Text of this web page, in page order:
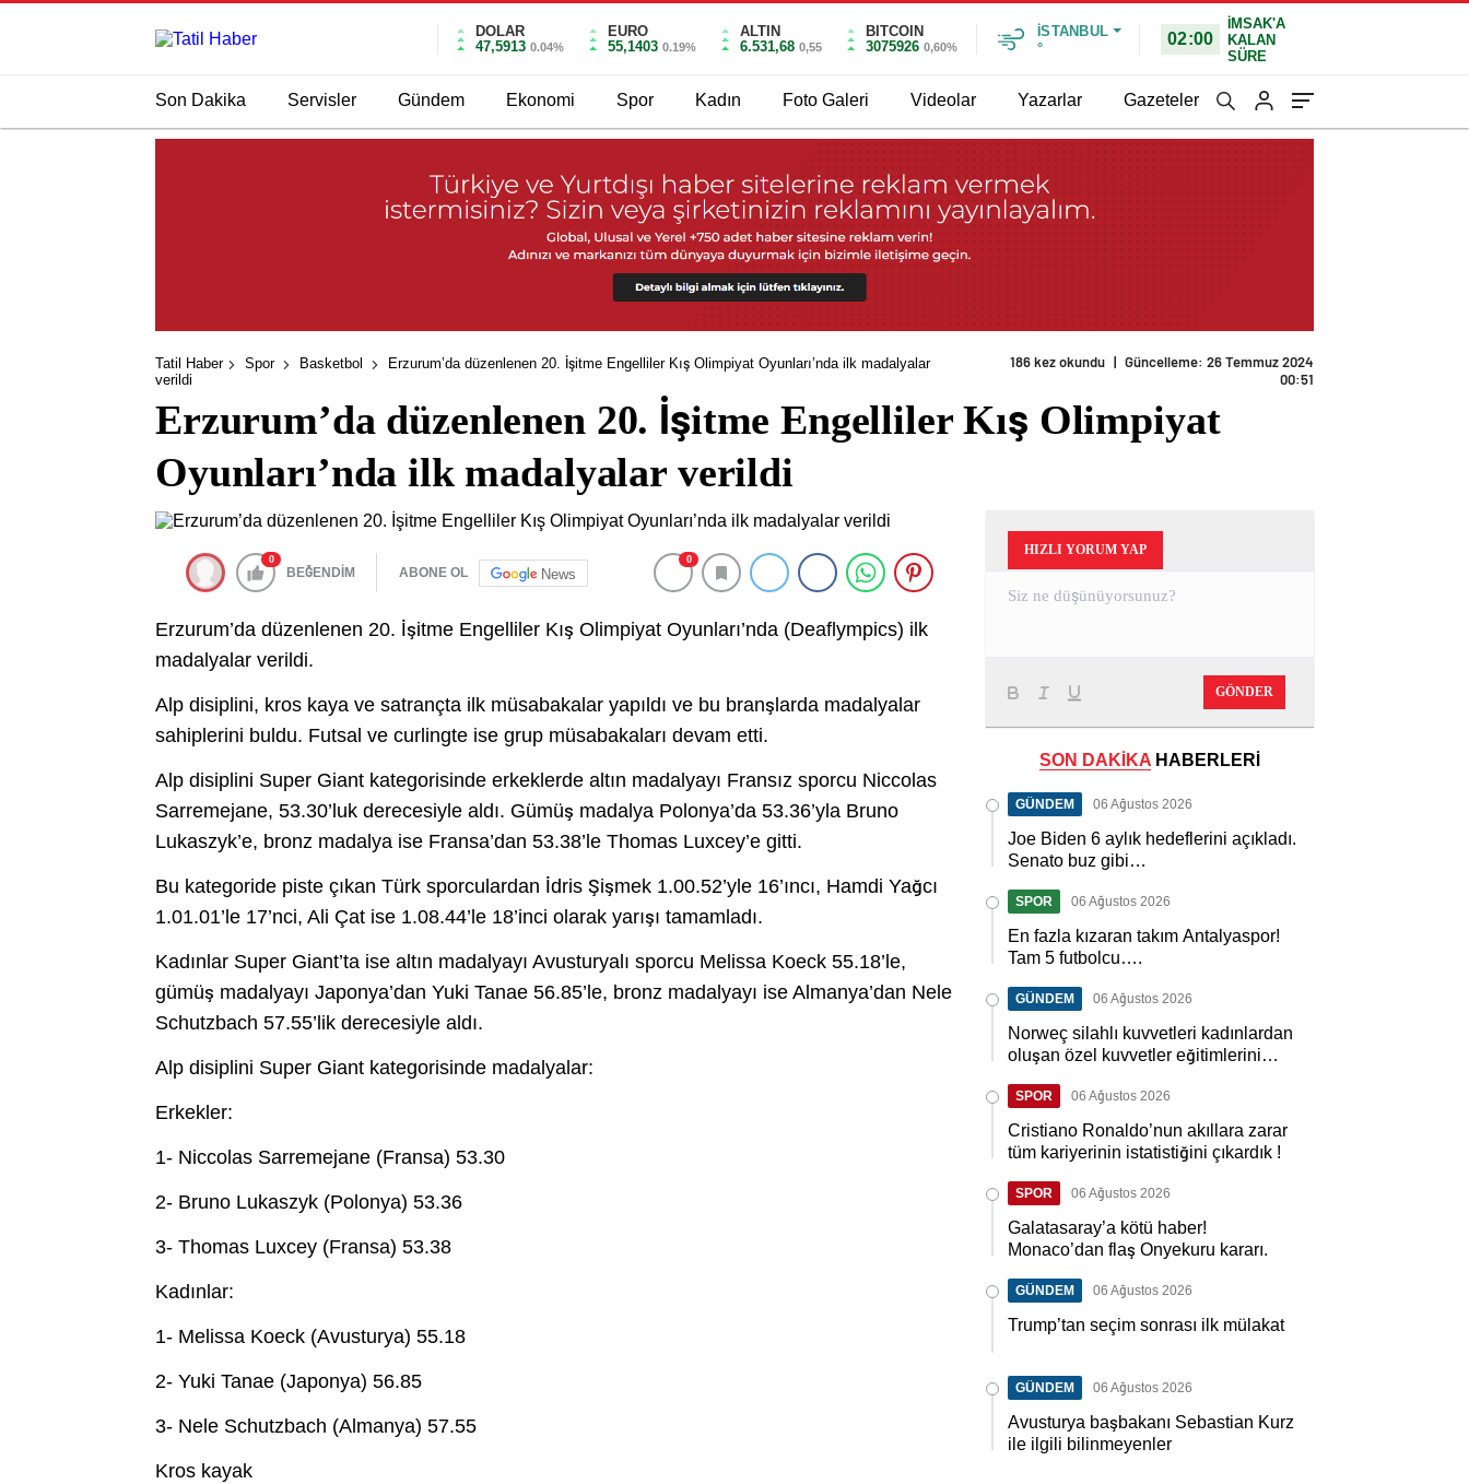
DOLAR
47,5913 0.04%
EURO
55,1403 0.19%
ALTIN
6.531,68 0,55
BITCOIN
3075926 0,60%
İSTANBUL
°
02:00
İMSAK'A
KALAN
SÜRE
Son Dakika Servisler Gündem Ekonomi Spor Kadın Foto Galeri Videolar Yazarlar Gazeteler
Tatil Haber Spor Basketbol
Erzurum’da düzenlenen 20. İşitme Engelliler Kış Olimpiyat Oyunları’nda ilk madalyalar
verildi
186 kez okundu | Güncelleme: 26 Temmuz 2024
00:51
Erzurum’da düzenlenen 20. İşitme Engelliler Kış Olimpiyat
Oyunları’nda ilk madalyalar verildi
0
BEĞENDİM ABONE OL News
0
Erzurum’da düzenlenen 20. İşitme Engelliler Kış Olimpiyat Oyunları’nda (Deaflympics) ilk
madalyalar verildi.
Alp disiplini, kros kaya ve satrançta ilk müsabakalar yapıldı ve bu branşlarda madalyalar
sahiplerini buldu. Futsal ve curlingte ise grup müsabakaları devam etti.
Alp disiplini Super Giant kategorisinde erkeklerde altın madalyayı Fransız sporcu Niccolas
Sarremejane, 53.30’luk derecesiyle aldı. Gümüş madalya Polonya’da 53.36’yla Bruno
Lukaszyk’e, bronz madalya ise Fransa’dan 53.38’le Thomas Luxcey’e gitti.
Bu kategoride piste çıkan Türk sporculardan İdris Şişmek 1.00.52’yle 16’ıncı, Hamdi Yağcı
1.01.01’le 17’nci, Ali Çat ise 1.08.44’le 18’inci olarak yarışı tamamladı.
Kadınlar Super Giant’ta ise altın madalyayı Avusturyalı sporcu Melissa Koeck 55.18’le,
gümüş madalyayı Japonya’dan Yuki Tanae 56.85’le, bronz madalyayı ise Almanya’dan Nele
Schutzbach 57.55’lik derecesiyle aldı.
Alp disiplini Super Giant kategorisinde madalyalar:
Erkekler:
1- Niccolas Sarremejane (Fransa) 53.30
2- Bruno Lukaszyk (Polonya) 53.36
3- Thomas Luxcey (Fransa) 53.38
Kadınlar:
1- Melissa Koeck (Avusturya) 55.18
2- Yuki Tanae (Japonya) 56.85
3- Nele Schutzbach (Almanya) 57.55
Kros kayak
HIZLI YORUM YAP
GÖNDER
SON DAKİKA HABERLERİ
GÜNDEM 06 Ağustos 2026
Joe Biden 6 aylık hedeflerini açıkladı.
Senato buz gibi…
SPOR 06 Ağustos 2026
En fazla kızaran takım Antalyaspor!
Tam 5 futbolcu….
GÜNDEM 06 Ağustos 2026
Norweç silahlı kuvvetleri kadınlardan
oluşan özel kuvvetler eğitimlerini
SPOR 06 Ağustos 2026
Cristiano Ronaldo’nun akıllara zarar
tüm kariyerinin istatistiğini çıkardık !
SPOR 06 Ağustos 2026
Galatasaray’a kötü haber!
Monaco’dan flaş Onyekuru kararı.
GÜNDEM 06 Ağustos 2026
Trump’tan seçim sonrası ilk mülakat
GÜNDEM 06 Ağustos 2026
Avusturya başbakanı Sebastian Kurz
ile ilgili bilinmeyenler